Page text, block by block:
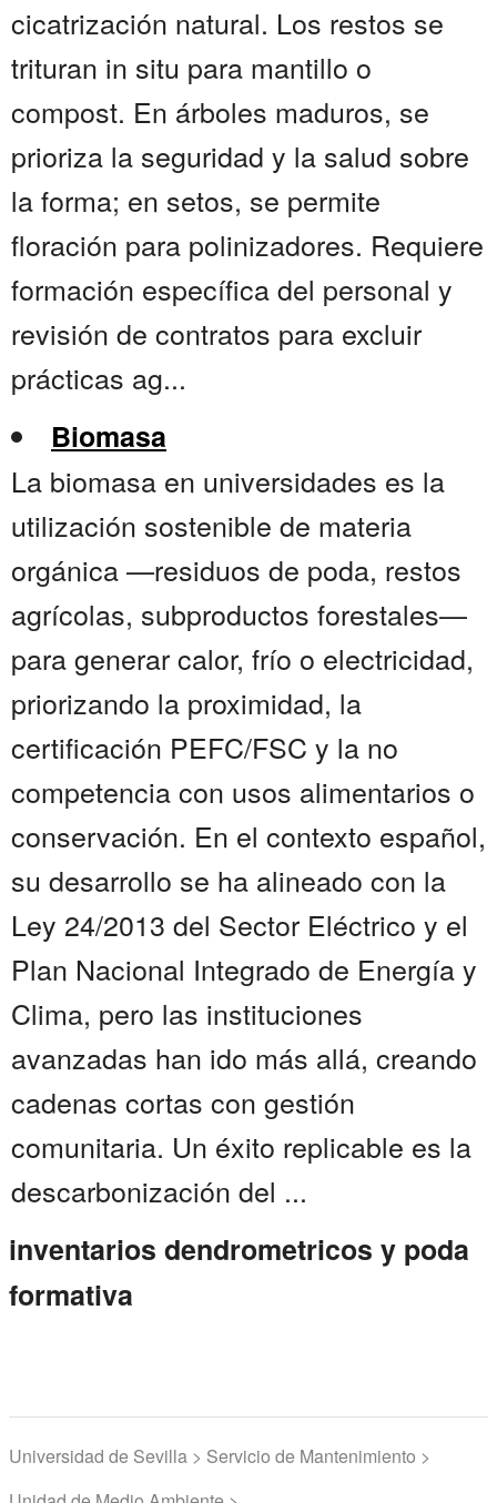
cicatrización natural. Los restos se
trituran in situ para mantillo o
compost. En árboles maduros, se
prioriza la seguridad y la salud sobre
la forma; en setos, se permite
floración para polinizadores. Requiere
formación específica del personal y
revisión de contratos para excluir
prácticas ag...
Biomasa
La biomasa en universidades es la
utilización sostenible de materia
orgánica —residuos de poda, restos
agrícolas, subproductos forestales—
para generar calor, frío o electricidad,
priorizando la proximidad, la
certificación PEFC/FSC y la no
competencia con usos alimentarios o
conservación. En el contexto español,
su desarrollo se ha alineado con la
Ley 24/2013 del Sector Eléctrico y el
Plan Nacional Integrado de Energía y
Clima, pero las instituciones
avanzadas han ido más allá, creando
cadenas cortas con gestión
comunitaria. Un éxito replicable es la
descarbonización del ...
inventarios dendrometricos y poda
formativa
Universidad de Sevilla > Servicio de Mantenimiento >